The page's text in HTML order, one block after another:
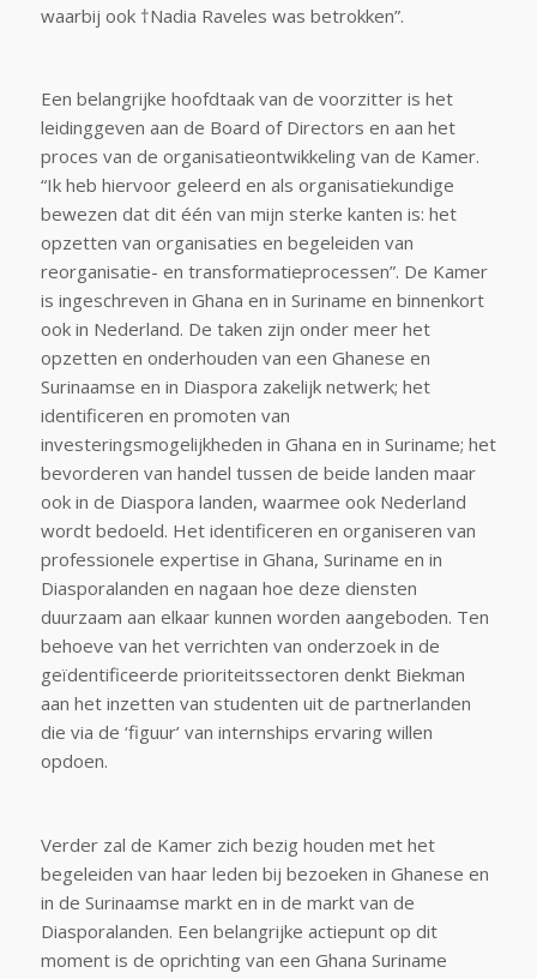
waarbij ook †Nadia Raveles was betrokken”.
Een belangrijke hoofdtaak van de voorzitter is het
leidinggeven aan de Board of Directors en aan het
proces van de organisatieontwikkeling van de Kamer.
“Ik heb hiervoor geleerd en als organisatiekundige
bewezen dat dit één van mijn sterke kanten is: het
opzetten van organisaties en begeleiden van
reorganisatie- en transformatieprocessen”. De Kamer
is ingeschreven in Ghana en in Suriname en binnenkort
ook in Nederland. De taken zijn onder meer het
opzetten en onderhouden van een Ghanese en
Surinaamse en in Diaspora zakelijk netwerk; het
identificeren en promoten van
investeringsmogelijkheden in Ghana en in Suriname; het
bevorderen van handel tussen de beide landen maar
ook in de Diaspora landen, waarmee ook Nederland
wordt bedoeld. Het identificeren en organiseren van
professionele expertise in Ghana, Suriname en in
Diasporalanden en nagaan hoe deze diensten
duurzaam aan elkaar kunnen worden aangeboden. Ten
behoeve van het verrichten van onderzoek in de
geïdentificeerde prioriteitssectoren denkt Biekman
aan het inzetten van studenten uit de partnerlanden
die via de ‘figuur’ van internships ervaring willen
opdoen.
Verder zal de Kamer zich bezig houden met het
begeleiden van haar leden bij bezoeken in Ghanese en
in de Surinaamse markt en in de markt van de
Diasporalanden. Een belangrijke actiepunt op dit
moment is de oprichting van een Ghana Suriname